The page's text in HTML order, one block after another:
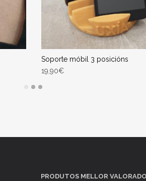
Soporte móbil 3 posicións
19,90€
PRODUTOS MELLOR